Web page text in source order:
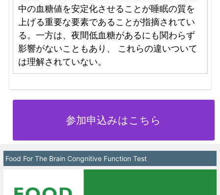
中の血糖値を安定化させることが睡眠の質を
上げる重要な要素であることが指摘されてい
る。一方は、夜間低血糖があるにも関わらず
影響がないこともあり、 これらの違いついて
は理解されていない。
参加申込みはこちら
Food For The Brain Congnitive Function Test